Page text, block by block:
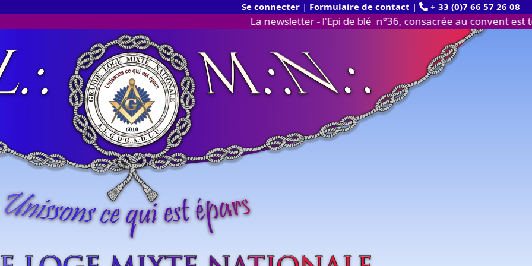
Se connecter | Formulaire de contact | + 33 (0)7 66 57 26 08
La newsletter - l'Epi de blé n°36, consacrée au convent est